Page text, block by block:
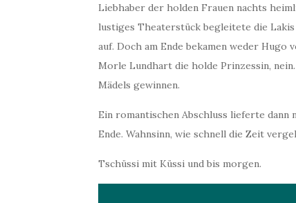
Liebhaber der holden Frauen nachts
lustiges Theaterstück begleitete die
auf. Doch am Ende bekamen weder
Morle Lundhart die holde Prinzessin,
Mädels gewinnen.
Ein romantischen Abschluss lieferte dann
Ende. Wahnsinn, wie schnell die Zeit
Tschüssi mit Küssi und bis morgen.